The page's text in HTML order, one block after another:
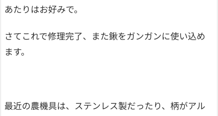
あたりはお好みで。
さてこれで修理完了、また鍬をガンガンに使い込め
ます。
最近の農機具は、ステンレス製だったり、柄がアル